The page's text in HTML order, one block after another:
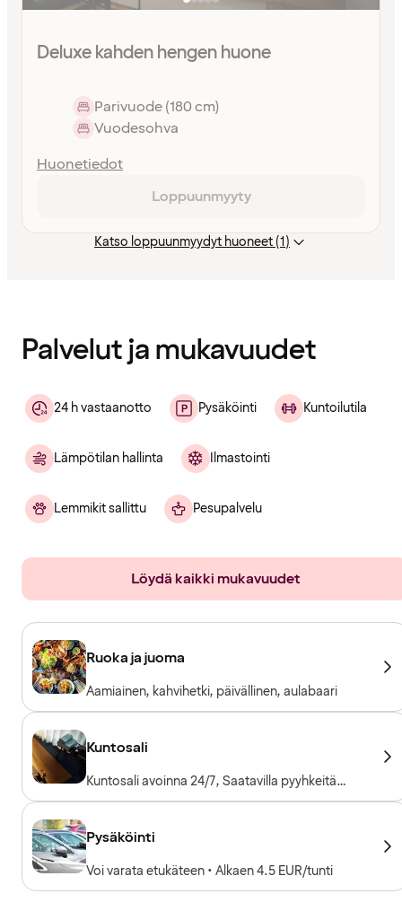
Deluxe kahden hengen huone
Parivuode (180 cm)
Vuodesohva
Huonetiedot
Loppuunmyyty
Katso loppuunmyydyt huoneet (1)
Palvelut ja mukavuudet
24 h vastaanotto Pysäköinti Kuntoilutila
Lämpötilan hallinta Ilmastointi
Lemmikit sallittu Pesupalvelu
Löydä kaikki mukavuudet
Ruoka ja juoma
Aamiainen, kahvihetki, päivällinen, aulabaari
Kuntosali
Kuntosali avoinna 24/7, Saatavilla pyyhkeitä
lainaksi, Kuntosalilaitteet, Kardiolaitteet,
Pysäköinti
Voi varata etukäteen • Alkaen 4.5 EUR/tunti